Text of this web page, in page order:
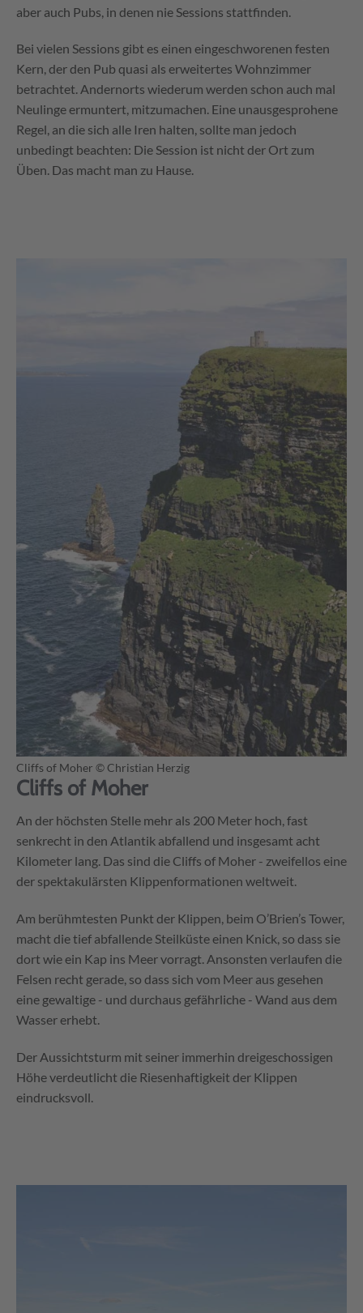
aber auch Pubs, in denen nie Sessions stattfinden.
Bei vielen Sessions gibt es einen eingeschworenen festen
Kern, der den Pub quasi als erweitertes Wohnzimmer
betrachtet. Andernorts wiederum werden schon auch mal
Neulinge ermuntert, mitzumachen. Eine unausgesprohene
Regel, an die sich alle Iren halten, sollte man jedoch
unbedingt beachten: Die Session ist nicht der Ort zum
Üben. Das macht man zu Hause.
Cliffs of Moher © Christian Herzig
Cliffs of Moher
An der höchsten Stelle mehr als 200 Meter hoch, fast
senkrecht in den Atlantik abfallend und insgesamt acht
Kilometer lang. Das sind die Cliffs of Moher - zweifellos eine
der spektakulärsten Klippenformationen weltweit.
Am berühmtesten Punkt der Klippen, beim O’Brien’s Tower,
macht die tief abfallende Steilküste einen Knick, so dass sie
dort wie ein Kap ins Meer vorragt. Ansonsten verlaufen die
Felsen recht gerade, so dass sich vom Meer aus gesehen
eine gewaltige - und durchaus gefährliche - Wand aus dem
Wasser erhebt.
Der Aussichtsturm mit seiner immerhin dreigeschossigen
Höhe verdeutlicht die Riesenhaftigkeit der Klippen
eindrucksvoll.